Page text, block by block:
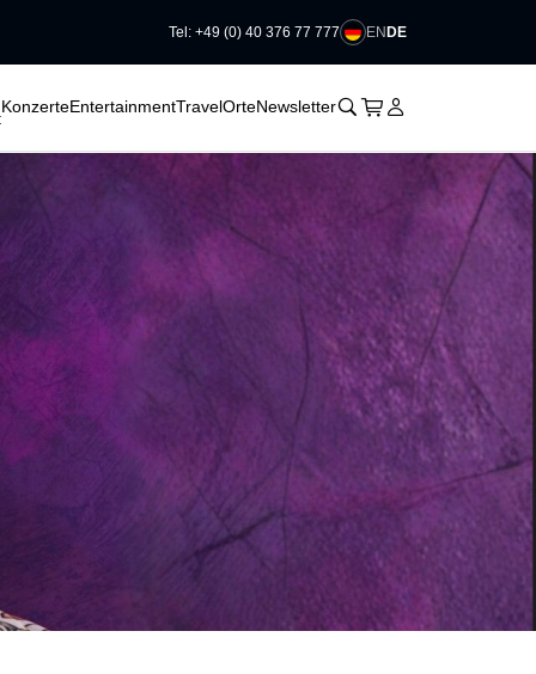
Tel: +49 (0) 40 376 77 777 ENDE
KonzerteEntertainmentTravelOrteNewsletter􀊫 Warenkorb
􀍩 Login
􀉩